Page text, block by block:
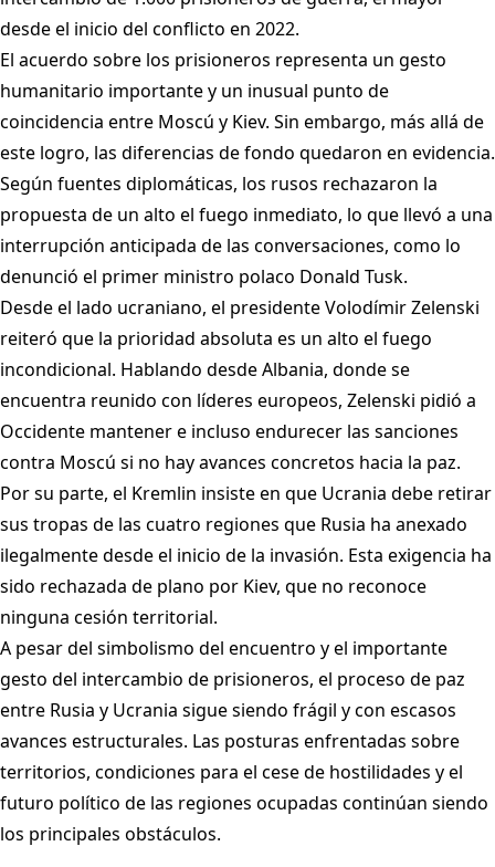
desde el inicio del conflicto en 2022.
El acuerdo sobre los prisioneros representa un gesto
humanitario importante y un inusual punto de
coincidencia entre Moscú y Kiev. Sin embargo, más allá de
este logro, las diferencias de fondo quedaron en evidencia.
Según fuentes diplomáticas, los rusos rechazaron la
propuesta de un alto el fuego inmediato, lo que llevó a una
interrupción anticipada de las conversaciones, como lo
denunció el primer ministro polaco Donald Tusk.
Desde el lado ucraniano, el presidente Volodímir Zelenski
reiteró que la prioridad absoluta es un alto el fuego
incondicional. Hablando desde Albania, donde se
encuentra reunido con líderes europeos, Zelenski pidió a
Occidente mantener e incluso endurecer las sanciones
contra Moscú si no hay avances concretos hacia la paz.
Por su parte, el Kremlin insiste en que Ucrania debe retirar
sus tropas de las cuatro regiones que Rusia ha anexado
ilegalmente desde el inicio de la invasión. Esta exigencia ha
sido rechazada de plano por Kiev, que no reconoce
ninguna cesión territorial.
A pesar del simbolismo del encuentro y el importante
gesto del intercambio de prisioneros, el proceso de paz
entre Rusia y Ucrania sigue siendo frágil y con escasos
avances estructurales. Las posturas enfrentadas sobre
territorios, condiciones para el cese de hostilidades y el
futuro político de las regiones ocupadas continúan siendo
los principales obstáculos.